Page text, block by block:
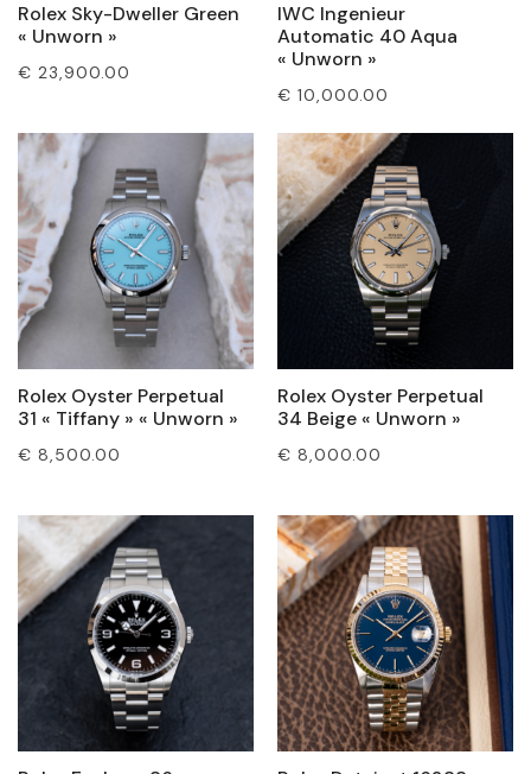
Rolex Sky-Dweller Green
« Unworn »
€ 23,900.00
IWC Ingenieur
Automatic 40 Aqua
« Unworn »
€ 10,000.00
Rolex Oyster Perpetual
31 « Tiffany » « Unworn »
€ 8,500.00
Rolex Oyster Perpetual
34 Beige « Unworn »
€ 8,000.00